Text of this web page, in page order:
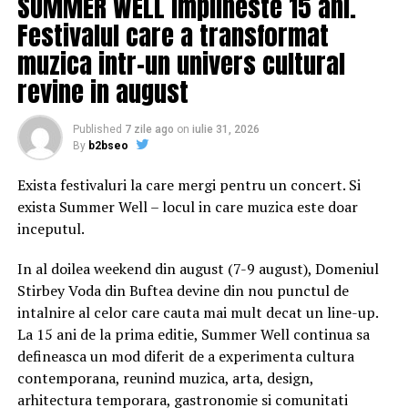
ce altădată chirurgul descoperea abia când punea
efectiv mâna pe organ.
Dacă ne gândim la deosebirea dintre un ficat fibrozat,
tare, și unul tânăr, elastic, înțelegem imediat de ce
această informație începe să conteze atât de mult.
Elasticitatea poartă, în multe boli cronice, amprenta
treacă discret din zona pur diagnostică spre zona în
care se iau decizii chirurgicale.
Cum funcționează, pe scurt,
elastografia?
Fără să ne afundăm în formule și fizică, ideea de bază
este destul de ușor de prins.
Aparatul de ecografie trimite mici unde mecanice în
Festivalul care a transformat
muzica intr-un univers cultural
revine in august
Published 7 zile ago on iulie 31, 2026
By b2bseo
Exista festivaluri la care mergi pentru un concert. Si
exista Summer Well – locul in care muzica este doar
inceputul.
In al doilea weekend din august (7-9 august), Domeniul
Stirbey Voda din Buftea devine din nou punctul de
intalnire al celor care cauta mai mult decat un line-up.
La 15 ani de la prima editie, Summer Well continua sa
defineasca un mod diferit de a experimenta cultura
contemporana, reunind muzica, arta, design,
arhitectura temporara, gastronomie si comunitati